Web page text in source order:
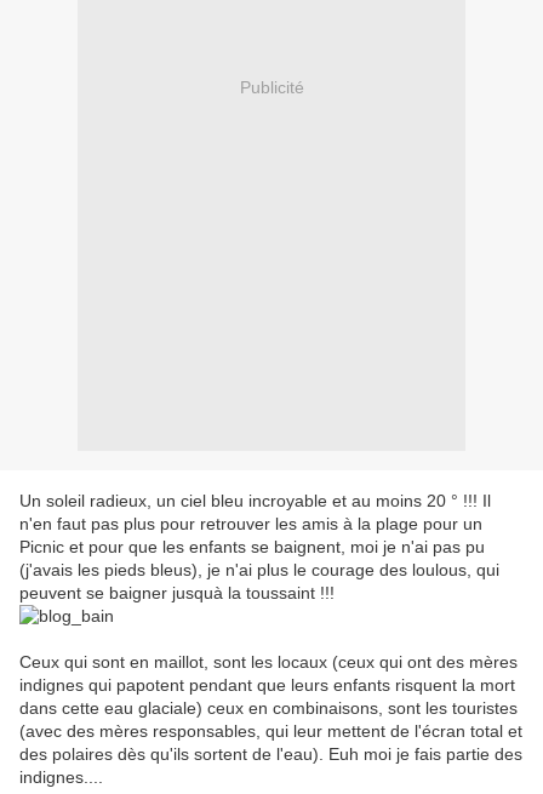
Publicité
Un soleil radieux, un ciel bleu incroyable et au moins 20 ° !!! Il
n'en faut pas plus pour retrouver les amis à la plage pour un
Picnic et pour que les enfants se baignent, moi je n'ai pas pu
(j'avais les pieds bleus), je n'ai plus le courage des loulous, qui
peuvent se baigner jusquà la toussaint !!!
Ceux qui sont en maillot, sont les locaux (ceux qui ont des mères
indignes qui papotent pendant que leurs enfants risquent la mort
dans cette eau glaciale) ceux en combinaisons, sont les touristes
(avec des mères responsables, qui leur mettent de l'écran total et
des polaires dès qu'ils sortent de l'eau). Euh moi je fais partie des
indignes....